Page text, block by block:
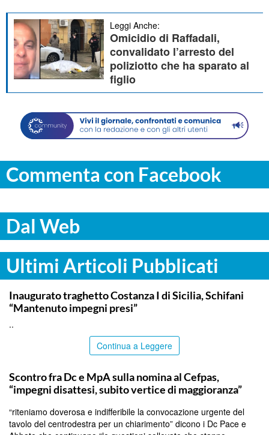
Leggi Anche:
Omicidio di Raffadali,
convalidato l’arresto del
poliziotto che ha sparato al
figlio
Commenta con Facebook
Dal Web
Ultimi Articoli Pubblicati
ITALPRESS
Inaugurato traghetto Costanza I di Sicilia, Schifani
“Mantenuto impegni presi”
..
Continua a Leggere
Scontro fra Dc e MpA sulla nomina al Cefpas,
“impegni disattesi, subito vertice di maggioranza”
“riteniamo doverosa e indifferibile la convocazione urgente del
tavolo del centrodestra per un chiarimento” dicono i Dc Pace e